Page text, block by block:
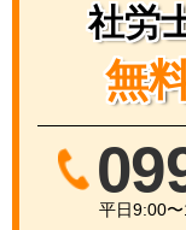
社労
無
平日9:00